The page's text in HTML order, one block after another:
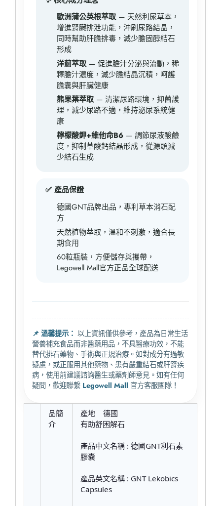
歐洲蒲公英根萃取— 天然利尿草本，
增進腎臟排泄功能，沖刷尿路結晶，
同時幫助肝膽排毒，減少膽固醇結石
形成
洋薊萃取— 促進膽汁分泌與流動，稀
釋膽汁濃度，減少膽結晶沉積，呵護
膽囊與肝臟健康
熊果葉萃取— 清潔尿路環境，抑菌護
理，減少尿路不適，維持泌尿系統健
康
檸檬酸鉀+維他命B6— 調節尿液酸鹼
度，抑制草酸鈣結晶形成，從源頭減
少結石生成
✅ 產品保證
德國GNT品牌出品，專利草本消石配
方
天然植物萃取，溫和不刺激，適合長
期食用
60粒瓶裝，方便儲存與攜帶，
Legowell Mall官方正品全球配送
📌 溫馨提示： 以上資訊僅供參考，產品為日常生活
營養補充食品而非醫藥用品，不具醫療功效，不能
替代排石藥物、手術與正規治療。如對成分有過敏
疑慮，或正服用其他藥物、患有嚴重結石或肝腎疾
病，使用前建議諮詢醫生或藥劑師意見。如有任何
疑問，歡迎聯繫 Legowell Mall 官方客服團隊！
品簡
介
產地 德國
有助舒困解石
產品中文名稱 : 德國GNT利石素
膠囊
產品英文名稱 : GNT Lekobics
Capsules